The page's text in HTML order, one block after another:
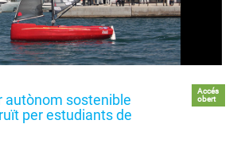
autònom sostenible
per estudiants de
Accés
obert